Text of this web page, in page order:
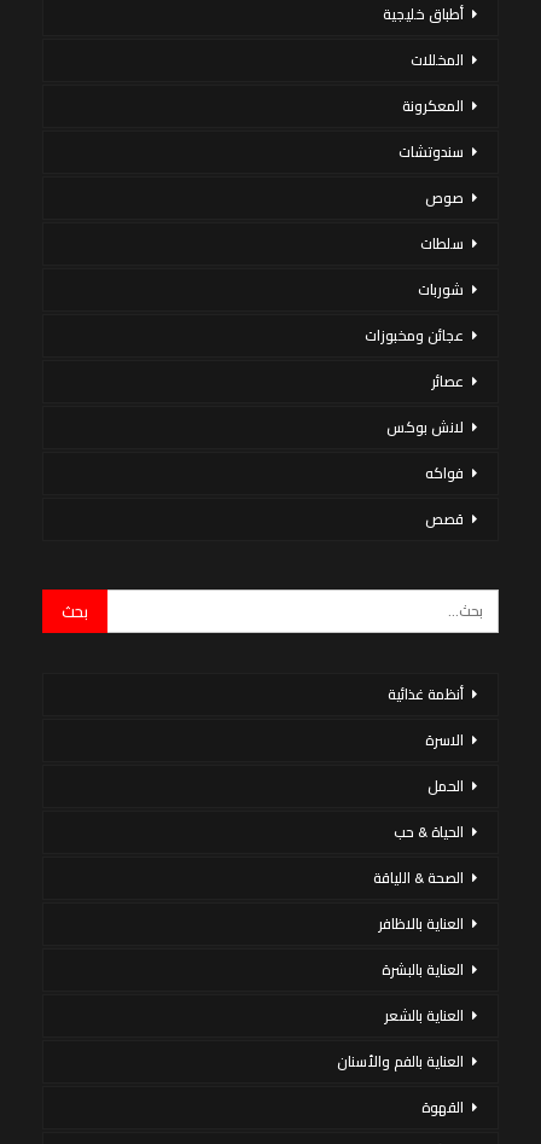
أطباق خليجية
المخللات
المعكرونة
سندوتشات
صوص
سلطات
شوربات
عجائن ومخبوزات
عصائر
لانش بوكس
فواكه
قصص
أنظمة غذائية
الاسرة
الحمل
الحياة & حب
الصحة & اللياقة
العناية بالاظافر
العناية بالبشرة
العناية بالشعر
العناية بالفم والأسنان
القهوة